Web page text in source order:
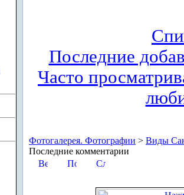
Последние
Часто
Фотогалерея. Фотографии > Виды
Последние комментарии